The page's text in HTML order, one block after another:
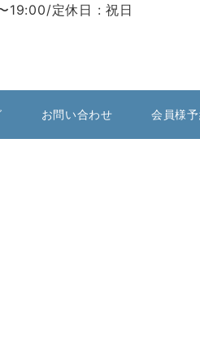
19:00/定休日 : 祝日
お問い合わせ 会員様